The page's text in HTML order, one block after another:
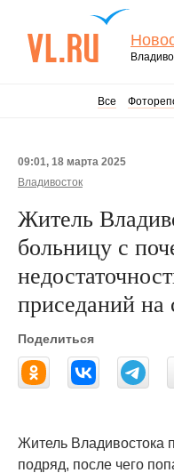
Все
09:01, 18 марта 2025
Владивосток
Житель
больницу с
приседаний на
Поделиться
Житель Владивостока
подряд, после чего